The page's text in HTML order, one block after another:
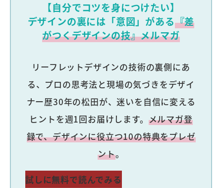
【自分でコツを身につけたい】
デザインの裏には「意図」がある『差
がつくデザインの技』メルマガ
リーフレットデザインの技術の裏側にあ
る、プロの思考法と現場の気づきをデザイ
ナー歴30年の松田が、迷いを自信に変える
ヒントを週1回お届けします。 メルマガ登
録で、デザインに役立つ10の特典をプレゼ
ント。
試しに無料で読んでみる